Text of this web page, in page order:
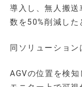
導入し、無人搬
数を50%削減した
同ソリューション
AGVの位置を検